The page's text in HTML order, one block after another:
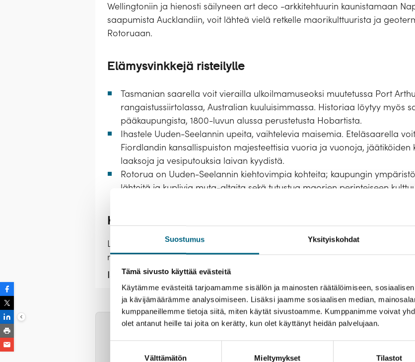
Suostumus Yksityiskohdat
Tämä sivusto käyttää evästeitä
Käytämme evästeitä tarjoamamme sisällön ja mainosten räätälöimiseen,
ja kävijämäärämme analysoimiseen. Lisäksi jaamme sosiaalisen median,
kumppaneillemme tietoja siitä, miten käytät sivustoamme. Kumppanimme voivat
olet antanut heille tai joita on kerätty, kun olet käyttänyt heidän palvelujaan.
Välttämätön Mieltymykset Tilastot
Wellingtoniin ja hienosti säilyneen art deco -arkkitehtuurin kaunistamaan
saapumista Aucklandiin, voit lähteä vielä retkelle maorikulttuurista ja
Rotoruaan.
Elämysvinkkejä risteilylle
Tasmanian saarella voit vierailla ulkoilmamuseoksi muutetussa Port
rangaistussiirtolassa, Australian kuuluisimmassa. Historiaa löytyy myös
pääkaupungista, 1800-luvun alussa perustetusta Hobartista.
Ihastele Uuden-Seelannin upeita, vaihtelevia maisemia. Eteläsaarella
Fiordlandin kansallispuiston majesteettisia vuoria ja vuonoja, jäätiköiden
laaksoja ja vesiputouksia laivan kyydistä.
Rotorua on Uuden-Seelannin kiehtovimpia kohteita; kaupungin
lähteitä ja kuplivia muta-altaita sekä tutustua maorien perinteiseen
Kristinan vastuullisuusteko
Lähtemällä tälle matkalle kasvatat Suomeen uutta metsää ja työllistät
nuoria.Lue lisää vastuullisuusteosta.
Istutettavia taimia:18 kpl / hlö
Esittely Palvelut Majoitus Hyvä tietää Tekniset tiedot ja laivakartta
Varmistathan passin voimassaolon ja kunnon. Tällä risteilyllä passin
matkan jälkeen. Mikäli tarvitset uuden passin, hanki se ajoissa.
Australian ja Uuden-Seelannin sähköisten matkustuslupien
Voit tarkastella matkan kokonaishintaa ennen matkustajatietojen